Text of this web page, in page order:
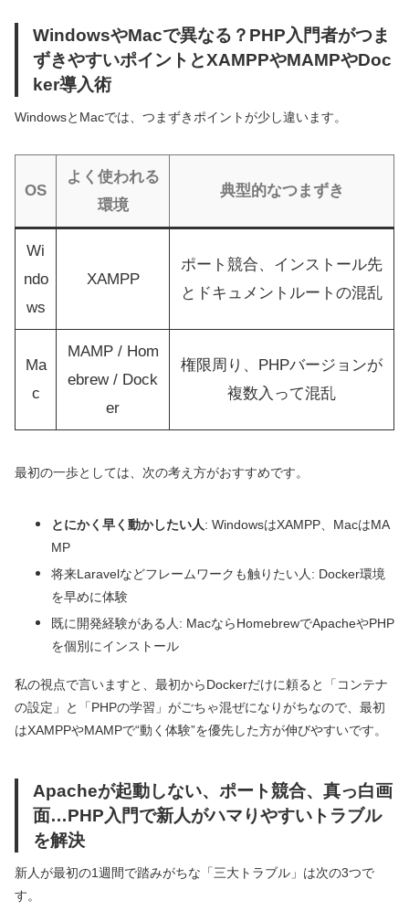
WindowsやMacで異なる？PHP入門者がつま
ずきやすいポイントとXAMPPやMAMPやDoc
ker導入術
WindowsとMacでは、つまずきポイントが少し違います。
OS
よく使われる
環境
典型的なつまずき
Wi
ndo
ws
XAMPP
ポート競合、インストール先
とドキュメントルートの混乱
Ma
c
MAMP / Hom
ebrew / Dock
er
権限周り、PHPバージョンが
複数入って混乱
最初の一歩としては、次の考え方がおすすめです。
とにかく早く動かしたい人: WindowsはXAMPP、MacはMA
MP
将来Laravelなどフレームワークも触りたい人: Docker環境
を早めに体験
既に開発経験がある人: MacならHomebrewでApacheやPHP
を個別にインストール
私の視点で言いますと、最初からDockerだけに頼ると「コンテナ
の設定」と「PHPの学習」がごちゃ混ぜになりがちなので、最初
はXAMPPやMAMPで“動く体験”を優先した方が伸びやすいです。
Apacheが起動しない、ポート競合、真っ白画
面…PHP入門で新人がハマりやすいトラブル
を解決
新人が最初の1週間で踏みがちな「三大トラブル」は次の3つで
す。